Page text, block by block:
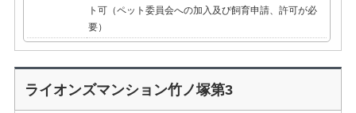
ト可（ペット委員会への加入及び飼育申請、許可が必
要）
ライオンズマンション竹ノ塚第3